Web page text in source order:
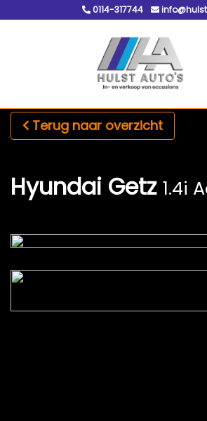
0114-317744
Terug naar overzicht
Hyundai Getz 1.4i